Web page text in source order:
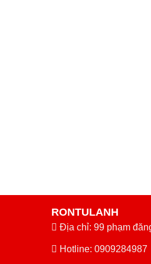
RONTULANH
Địa chỉ: 99 phạm
Hotline: 0909284987